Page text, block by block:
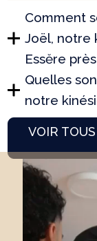
Comment
Joël, notre
Essĕre
Quelles
notre
VOIR